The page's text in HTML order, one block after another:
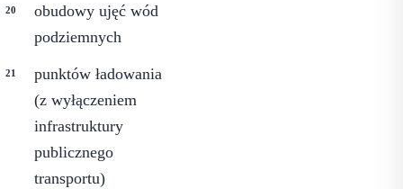
obudowy ujęć wód
podziemnych
punktów ładowania
(z wyłączeniem
infrastruktury
publicznego
transportu)